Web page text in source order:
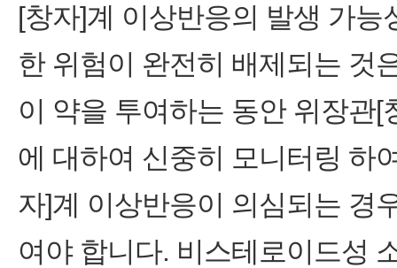
[창자]계 이상반응의 발생 가
한 위험이 완전히 배제되는 것
이 약을 투여하는 동안 위장관
에 대하여 신중히 모니터링 하
자]계 이상반응이 의심되는 경
여야 합니다. 비스테로이드성